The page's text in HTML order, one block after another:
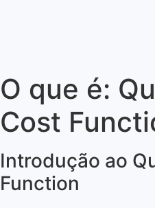
O que é:
Cost
Introdução ao
Function